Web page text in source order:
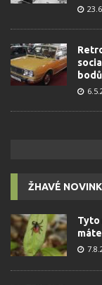
bodů
ŽHAVÉ
Tyto